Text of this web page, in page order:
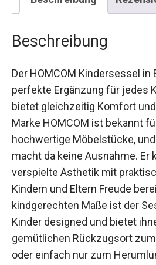
Beschreibung
Der HOMCOM Kindersessel in
perfekte Ergänzung für jedes
bietet gleichzeitig Komfort
Marke HOMCOM ist bekannt
hochwertige Möbelstücke,
macht da keine Ausnahme. Er
verspielte Ästhetik mit
Kindern und Eltern Freude
kindgerechten Maße ist der
Kinder designed und bietet
gemütlichen Rückzugsort
oder einfach nur zum